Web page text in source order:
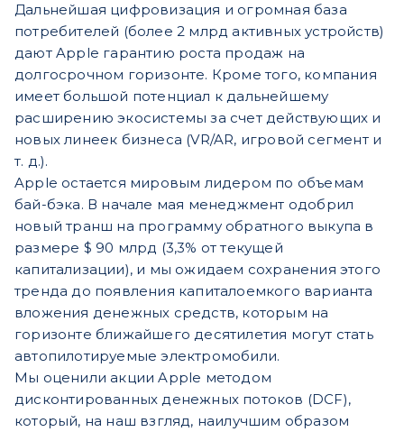
Дальнейшая цифровизация и огромная база
потребителей (более 2 млрд активных устройств)
дают Apple гарантию роста продаж на
долгосрочном горизонте. Кроме того, компания
имеет большой потенциал к дальнейшему
расширению экосистемы за счет действующих и
новых линеек бизнеса (VR/AR, игровой сегмент и
т. д.).
Apple остается мировым лидером по объемам
бай-бэка. В начале мая менеджмент одобрил
новый транш на программу обратного выкупа в
размере $ 90 млрд (3,3% от текущей
капитализации), и мы ожидаем сохранения этого
тренда до появления капиталоемкого варианта
вложения денежных средств, которым на
горизонте ближайшего десятилетия могут стать
автопилотируемые электромобили.
Мы оценили акции Apple методом
дисконтированных денежных потоков (DCF),
который, на наш взгляд, наилучшим образом